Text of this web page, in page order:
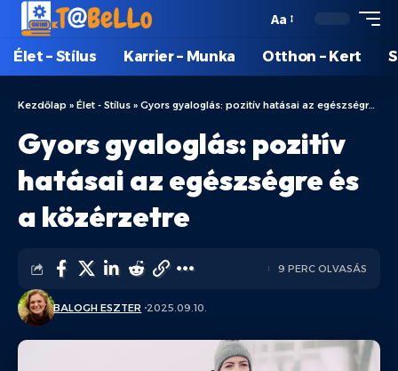
Aa
Élet – Stílus Karrier – Munka Otthon – Kert
Kezdőlap » Élet - Stílus » Gyors gyaloglás: pozitív hatásai az egészségre és a közérzetre
Gyors gyaloglás: pozitív
hatásai az egészségre és
a közérzetre
BALOGH ESZTER 2025.09.10.
9 PERC OLVASÁS